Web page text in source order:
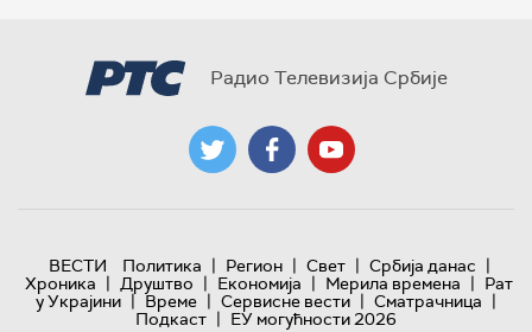
Радио Телевизија Србије
ВЕСТИ Политика | Регион | Свет | Србија данас |
Хроника | Друштво | Економија | Мерила времена | Рат
у Украјини | Време | Сервисне вести | Сматрачница |
Подкаст | ЕУ могућности 2026